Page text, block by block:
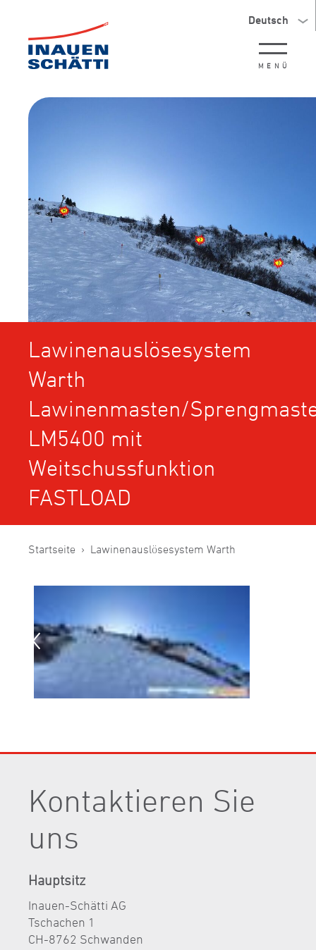
Deutsch
MENÜ
Lawinenauslösesystem
Warth
Lawinenmasten/
LM5400 mit
Weitschussfunktion
FASTLOAD
Startseite Lawinenauslösesystem Warth
Kontaktieren Sie
uns
Hauptsitz
Inauen-Schätti AG
Tschachen 1
CH-8762 Schwanden